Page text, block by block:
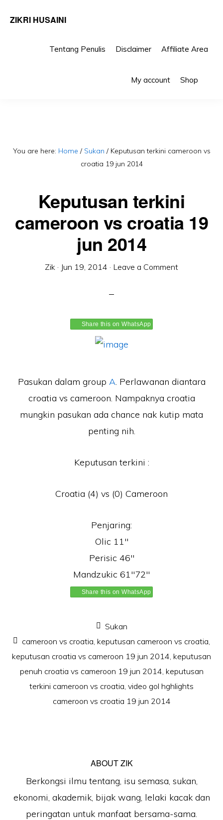
ZIKRI HUSAINI
Tentang Penulis Disclaimer Affiliate Area
My account Shop
You are here: Home / Sukan /Keputusan terkini cameroon vs
croatia 19 jun 2014
Keputusan terkini
cameroon vs croatia 19
jun 2014
Zik · Jun 19, 2014 · Leave a Comment
Share this on WhatsApp
Pasukan dalam group A. Perlawanan diantara
croatia vs cameroon. Nampaknya croatia
mungkin pasukan ada chance nak kutip mata
penting nih.
Keputusan terkini :
Croatia (4) vs (0) Cameroon
Penjaring:
Olic 11″
Perisic 46″
Mandzukic 61″72″
Share this on WhatsApp
Sukan
cameroon vs croatia, keputusan cameroon vs croatia,
keputusan croatia vs cameroon 19 jun 2014, keputusan
penuh croatia vs cameroon 19 jun 2014, keputusan
terkini cameroon vs croatia, video gol hghlights
cameroon vs croatia 19 jun 2014
ABOUTZIK
Berkongsi ilmu tentang, isu semasa, sukan,
ekonomi, akademik, bijak wang, lelaki kacak dan
peringatan untuk manfaat bersama-sama.